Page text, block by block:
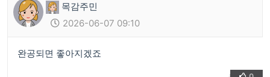
목감주민
2026-06-07 09:10
완공되면 좋아지겠죠